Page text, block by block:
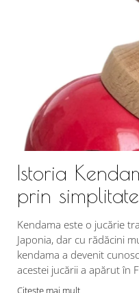
Istoria
prin
Kendama este o jucărie
Japonia, dar cu rădăcini
kendama a devenit
acestei jucării a apărut în